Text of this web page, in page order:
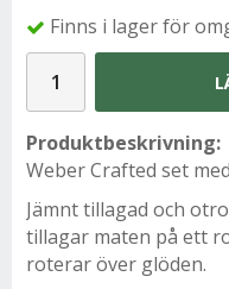
Finns i lager för
Produktbeskrivning:
Weber Crafted set
Jämnt tillagad och
tillagar maten på ett
roterar över glöden.